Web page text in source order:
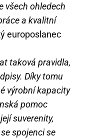
všech ohledech
a kvalitní
europoslanec
taková pravidla,
Díky tomu
výrobní kapacity
pomoc
suverenity,
spojenci se